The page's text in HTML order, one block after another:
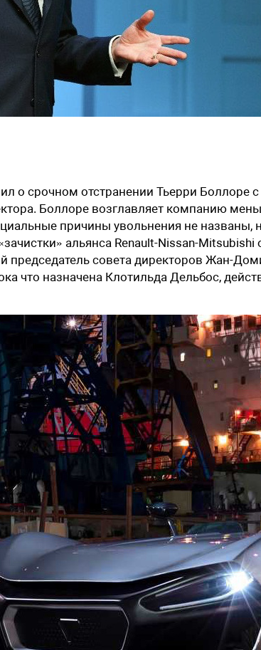
о срочном отстранении Тьерри Боллоре
Боллоре возглавляет компанию
причины увольнения не названы,
альянса Renault-Nissan-
председатель совета директоров Жан-
что назначена Клотильда Дельбос,